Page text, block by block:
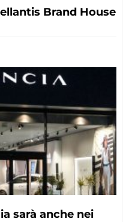
Brand House
sarà anche nei